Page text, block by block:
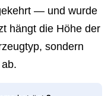
— und wurde
hängt die Höhe der
sondern